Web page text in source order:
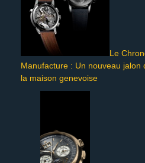
Le
Manufacture : Un nouveau jalon
la maison genevoise